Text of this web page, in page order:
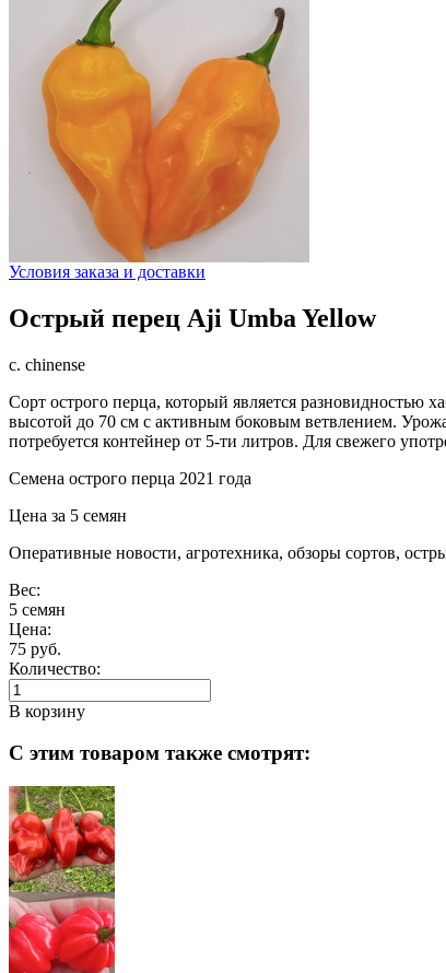
Условия заказа и доставки
Острый перец Aji Umba Yellow
c. chinense
Сорт острого перца, который является разновидностью
высотой до 70 см с активным боковым ветвлением.
потребуется контейнер от 5-ти литров. Для свежего
Семена острого перца 2021 года
Цена за 5 семян
Оперативные новости, агротехника, обзоры сортов,
Вес:
5 семян
Цена:
75 руб.
Количество:
В корзину
С этим товаром также смотрят: